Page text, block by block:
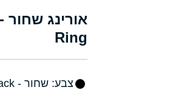
Ring
צבע: שחור - Black